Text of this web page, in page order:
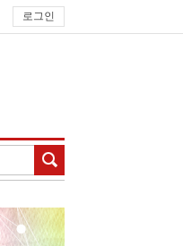
로그인